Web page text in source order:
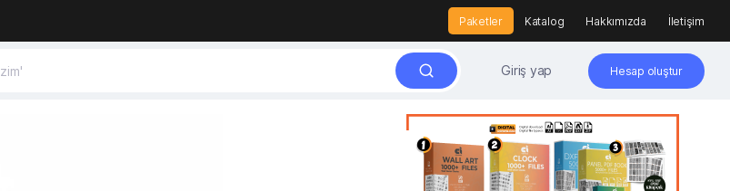
Paketler Katalog Hakkımızda İletişim
Giriş yap Hesap oluştur